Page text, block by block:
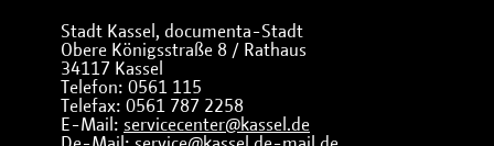
Stadt Kassel, documenta-Stadt
Obere Königsstraße 8 / Rathaus
34117 Kassel
Telefon: 0561 115
Telefax: 0561 787 2258
E-Mail: servicecenter@kassel.de